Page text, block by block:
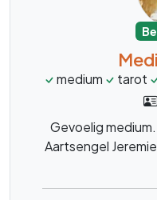
medium tarot
Gevoelig
Aartsengel